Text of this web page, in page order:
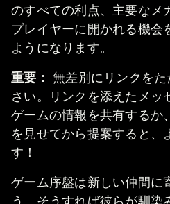
のすべての利点、主要なメ
プレイヤーに開かれる機会
ようになります。
重要： 無差別にリンクを
さい。リンクを添えたメッ
ゲームの情報を共有するか
を見せてから提案すると、
す！
ゲーム序盤は新しい仲間に
う。そうすれば彼らが馴染